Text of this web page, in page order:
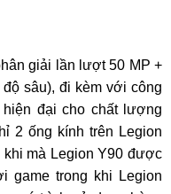
giải lần lượt 50 MP +
sâu), đi kèm với công
hiện đại cho chất lượng
2 ống kính trên Legion
mà Legion Y90 được
game trong khi Legion